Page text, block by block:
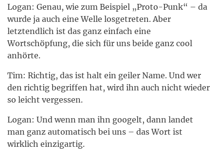
Logan: Genau, wie zum Beispiel „Proto-Punk“ – da
wurde ja auch eine Welle losgetreten. Aber
letztendlich ist das ganz einfach eine
Wortschöpfung, die sich für uns beide ganz cool
anhörte.
Tim: Richtig, das ist halt ein geiler Name. Und wer
den richtig begriffen hat, wird ihn auch nicht wieder
so leicht vergessen.
Logan: Und wenn man ihn googelt, dann landet
man ganz automatisch bei uns – das Wort ist
wirklich einzigartig.